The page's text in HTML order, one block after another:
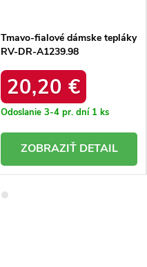
Tmavo-fialové dámske tepláky
RV-DR-A1239.98
20,20 €
Odoslanie 3-4 pr. dní 1 ks
DETAIL